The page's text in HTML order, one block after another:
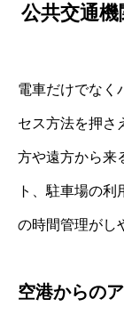
公共交通
電車だけでなく
セス方法を押さ
方や遠方から来
ト、駐車場の
の時間管理がし
空港からの